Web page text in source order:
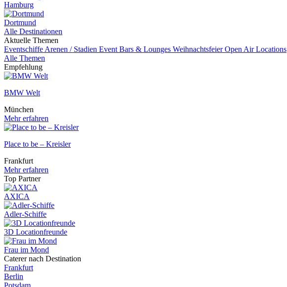
Hamburg
Dortmund
Alle Destinationen
Aktuelle Themen
Eventschiffe Arenen / Stadien Event Bars & Lounges WeihnachtsfeierOpen Air Locations
Alle Themen
Empfehlung
BMW Welt
München
Mehr erfahren
Place to be – Kreisler
Frankfurt
Mehr erfahren
Top Partner
AXICA
Adler-Schiffe
3D Locationfreunde
Frau im Mond
Caterer nach Destination
Frankfurt
Berlin
Potsdam